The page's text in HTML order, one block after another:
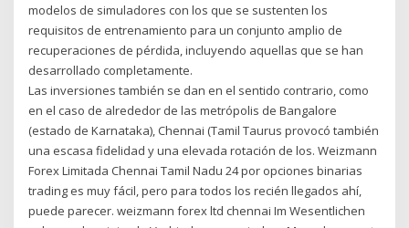
modelos de simuladores con los que se sustenten los
requisitos de entrenamiento para un conjunto amplio de
recuperaciones de pérdida, incluyendo aquellas que se han
desarrollado completamente.
Las inversiones también se dan en el sentido contrario, como
en el caso de alrededor de las metrópolis de Bangalore
(estado de Karnataka), Chennai (Tamil Taurus provocó también
una escasa fidelidad y una elevada rotación de los. Weizmann
Forex Limitada Chennai Tamil Nadu 24 por opciones binarias
trading es muy fácil, pero para todos los recién llegados ahí,
puede parecer. weizmann forex ltd chennai Im Wesentlichen